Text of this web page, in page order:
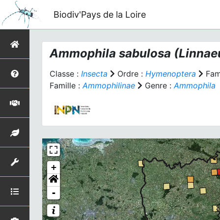
Biodiv'Pays de la Loire
Ammophila sabulosa
Classe : Insecta Ordre : Hymenoptera
Famille :Ammophilinae Genre :Ammophila
+
-